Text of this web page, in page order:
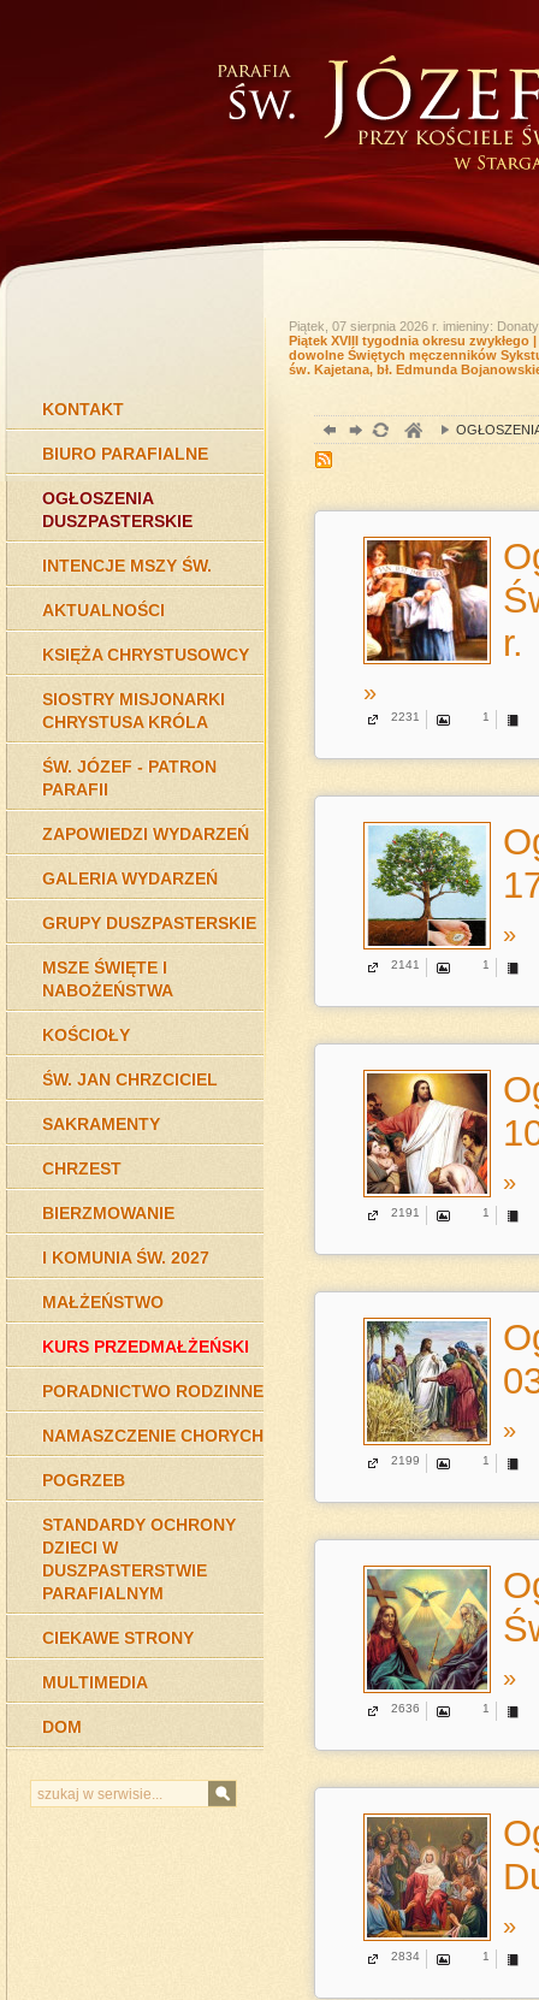
Piątek, 07 sierpnia 2026 r. imieniny:
Piątek XVIII tygodnia okresu zwykłego
dowolne Świętych męczenników
św. Kajetana, bł. Edmunda
KONTAKT
BIURO PARAFIALNE
OGŁOSZENIA
DUSZPASTERSKIE
INTENCJE MSZY ŚW.
AKTUALNOŚCI
KSIĘŻA CHRYSTUSOWCY
SIOSTRY MISJONARKI
CHRYSTUSA KRÓLA
ŚW. JÓZEF - PATRON
PARAFII
ZAPOWIEDZI WYDARZEŃ
GALERIA WYDARZEŃ
GRUPY DUSZPASTERSKIE
MSZE ŚWIĘTE I
NABOŻEŃSTWA
KOŚCIOŁY
ŚW. JAN CHRZCICIEL
SAKRAMENTY
CHRZEST
BIERZMOWANIE
I KOMUNIA ŚW. 2027
MAŁŻEŃSTWO
KURS PRZEDMAŁŻEŃSKI
PORADNICTWO RODZINNE
NAMASZCZENIE CHORYCH
POGRZEB
STANDARDY OCHRONY
DZIECI W
DUSZPASTERSTWIE
PARAFIALNYM
CIEKAWE STRONY
MULTIMEDIA
DOM
r.
»
2231 1
»
2141 1
»
2191 1
»
2199 1
»
2636 1
»
2834 1